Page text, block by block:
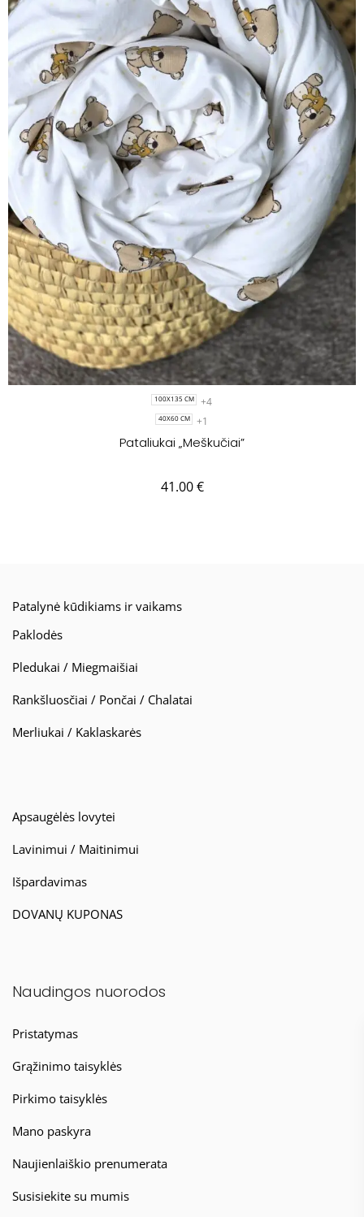
100X135 CM +4
40X60 CM +1
Pataliukai „Meškučiai”
41.00€
Patalynė kūdikiams ir vaikams
Paklodės
Pledukai / Miegmaišiai
Rankšluosčiai / Pončai / Chalatai
Merliukai / Kaklaskarės
Apsaugėlės lovytei
Lavinimui / Maitinimui
Išpardavimas
DOVANŲ KUPONAS
Naudingos nuorodos
Pristatymas
Grąžinimo taisyklės
Pirkimo taisyklės
Mano paskyra
Naujienlaiškio prenumerata
Susisiekite su mumis